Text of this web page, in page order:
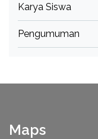
Karya Siswa
Pengumuman
Maps